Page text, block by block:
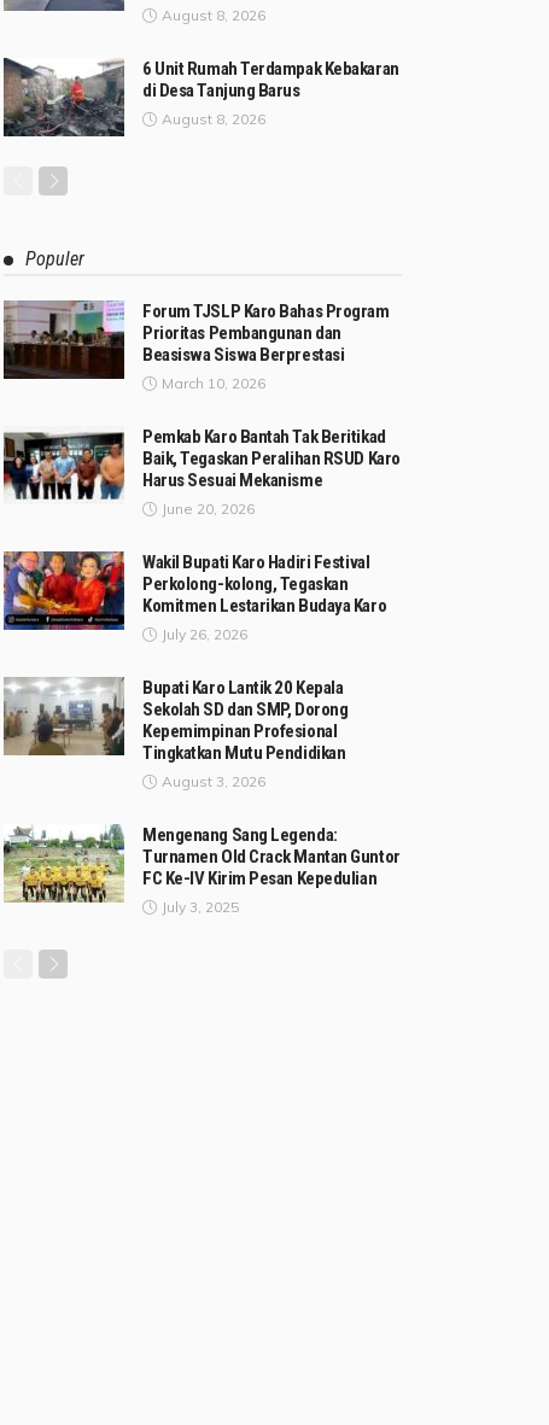
August 8, 2026
6 Unit Rumah Terdampak Kebakaran
di Desa Tanjung Barus
August 8, 2026
Populer
Forum TJSLP Karo Bahas Program
Prioritas Pembangunan dan
Beasiswa Siswa Berprestasi
March 10, 2026
Pemkab Karo Bantah Tak Beritikad
Baik, Tegaskan Peralihan RSUD Karo
Harus Sesuai Mekanisme
June 20, 2026
Wakil Bupati Karo Hadiri Festival
Perkolong-kolong, Tegaskan
Komitmen Lestarikan Budaya Karo
July 26, 2026
Bupati Karo Lantik 20 Kepala
Sekolah SD dan SMP, Dorong
Kepemimpinan Profesional
Tingkatkan Mutu Pendidikan
August 3, 2026
Mengenang Sang Legenda:
Turnamen Old Crack Mantan Guntor
FC Ke-IV Kirim Pesan Kepedulian
July 3, 2025